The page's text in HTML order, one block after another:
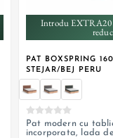
Introdu EXTRA20
PAT BOXSPRING
STEJAR/BEJ PERU
+ 1
Pat modern cu
incorporata, lada